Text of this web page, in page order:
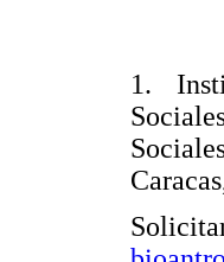
1.